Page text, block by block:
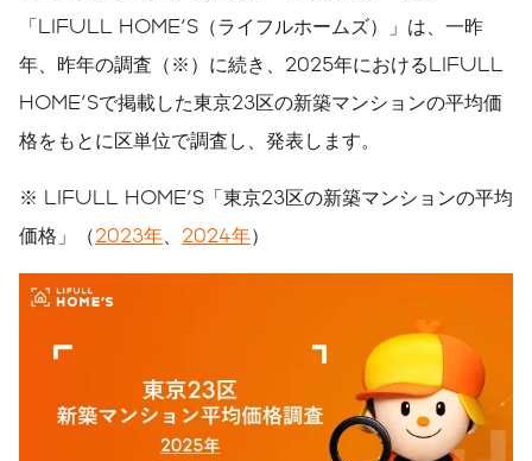
「LIFULL HOME'S（ライフルホームズ）」は、一昨
年、昨年の調査（※）に続き、2025年におけるLIFULL
HOME'Sで掲載した東京23区の新築マンションの平均価
格をもとに区単位で調査し、発表します。
※ LIFULL HOME'S「東京23区の新築マンションの平均
価格」（2023年 2024年）